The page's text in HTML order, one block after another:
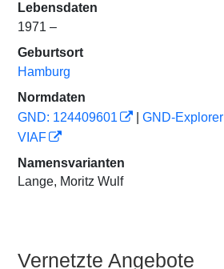
Lebensdaten
1971 –
Geburtsort
Hamburg
Normdaten
GND: 124409601
GND-Explorer
VIAF
Namensvarianten
Lange, Moritz Wulf
Vernetzte Angebote